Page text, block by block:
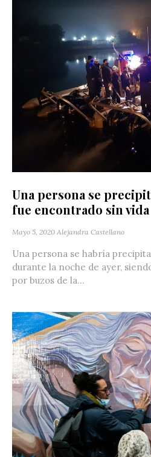
Una persona se
fue encontrado sin vida
Mayo 5, 2020 Alejandra Castellano
Una persona se habría
durante la noche de ayer,
por buzos de la...